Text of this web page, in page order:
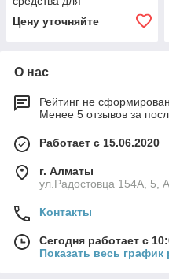
промышленности
Цену уточняйте
О нас
Рейтинг не сформирован
Менее 5 отзывов за
Работает с 15.06.2020
г. Алматы
ул.Радостовца 154А, 5,
Контакты
Сегодня работает с
Показать весь график